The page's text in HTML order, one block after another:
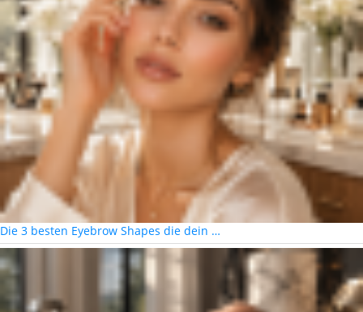
Die 3 besten Eyebrow Shapes die dein …